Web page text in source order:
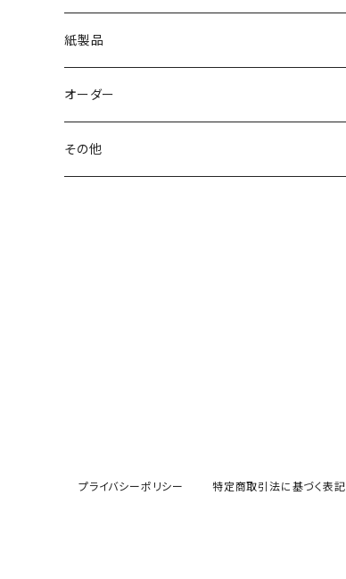
Ｔシャツ
トートバッグ
ポーチ
紙製品
ステッカー
ポストカード
オーダー
and Charlie
その他
プライバシーポリシー 特定商取引法に基づく表記